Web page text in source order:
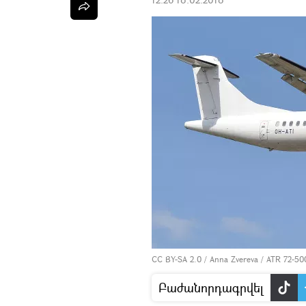
CC BY-SA 2.0 / Anna Zvereva / ATR 72-
Բաժանորդագրվել